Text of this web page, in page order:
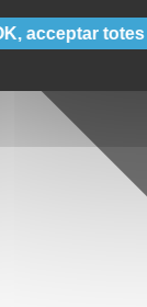
acceptar totes